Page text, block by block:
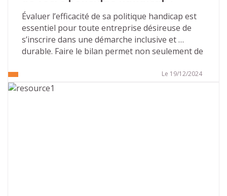
Évaluer l’efficacité de sa politique handicap est
essentiel pour toute entreprise désireuse de
s’inscrire dans une démarche inclusive et
durable. Faire le bilan permet non seulement de
d’identifier les axes d’amélioration. Cet article
vous présente les points clés pour réaliser le
Le 19/12/2024